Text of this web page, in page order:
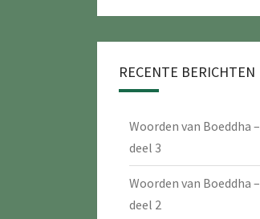
RECENTE BERICHTEN
Woorden van Boeddha –
deel 3
Woorden van Boeddha –
deel 2